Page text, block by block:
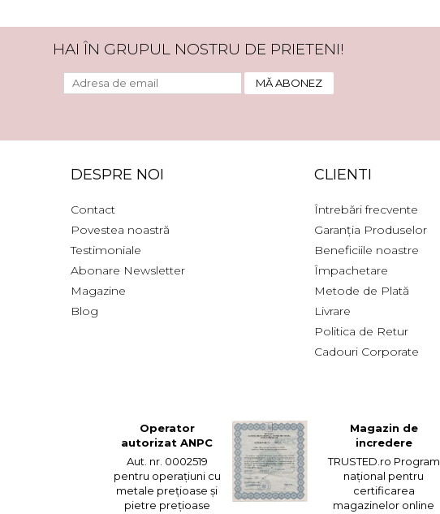
HAI ÎN GRUPUL NOSTRU DE PRIETENI!
DESPRE NOI
Contact
Povestea noastră
Testimoniale
Abonare Newsletter
Magazine
Blog
CLIENTI
Întrebări frecvente
Garanția Produselor
Beneficiile noastre
Împachetare
Metode de Plată
Livrare
Politica de Retur
Cadouri Corporate
Operator
autorizat ANPC
Aut. nr. 0002519
pentru operațiuni cu
metale prețioase și
pietre prețioase
Magazin de
incredere
TRUSTED.ro Program
național pentru
certificarea
magazinelor online